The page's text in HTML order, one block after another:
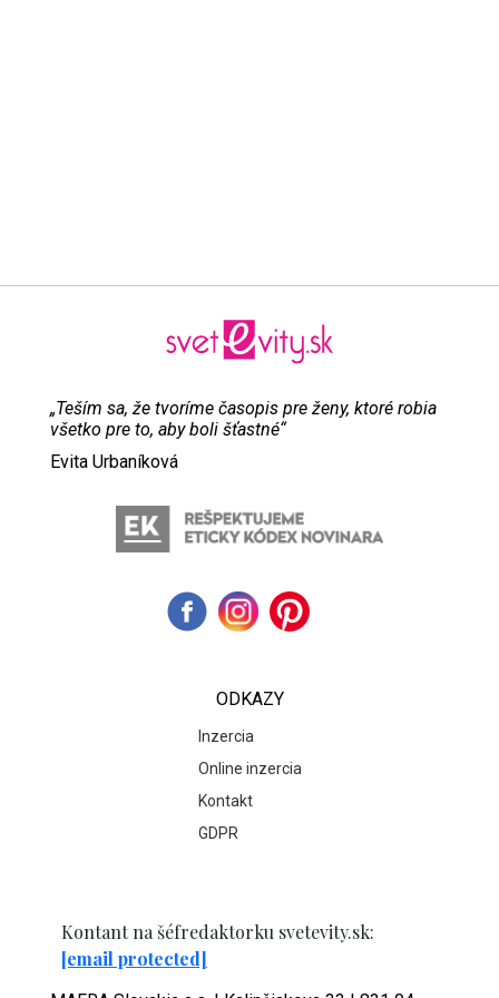
„Teším sa, že tvoríme časopis pre ženy, ktoré robia
všetko pre to, aby boli šťastné“
Evita Urbaníková
ODKAZY
Inzercia
Online inzercia
Kontakt
GDPR
Kontant na šéfredaktorku svetevity.sk:
[email protected]